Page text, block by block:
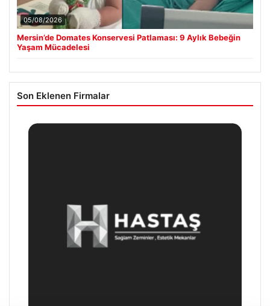
05/08/2026
Mersin’de Domates Konservesi Patlaması: 9 Aylık Bebeğin
Yaşam Mücadelesi
Son Eklenen Firmalar